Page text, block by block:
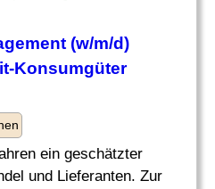
(w/m/d)
Konsumgüter
ein geschätzter
und Lieferanten. Zur